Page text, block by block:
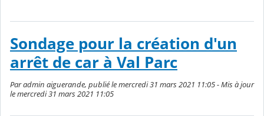
Sondage pour la création d'un
arrêt de car à Val Parc
Par admin aiguerande, publié le mercredi 31 mars 2021 11:05 - Mis à jour
le mercredi 31 mars 2021 11:05